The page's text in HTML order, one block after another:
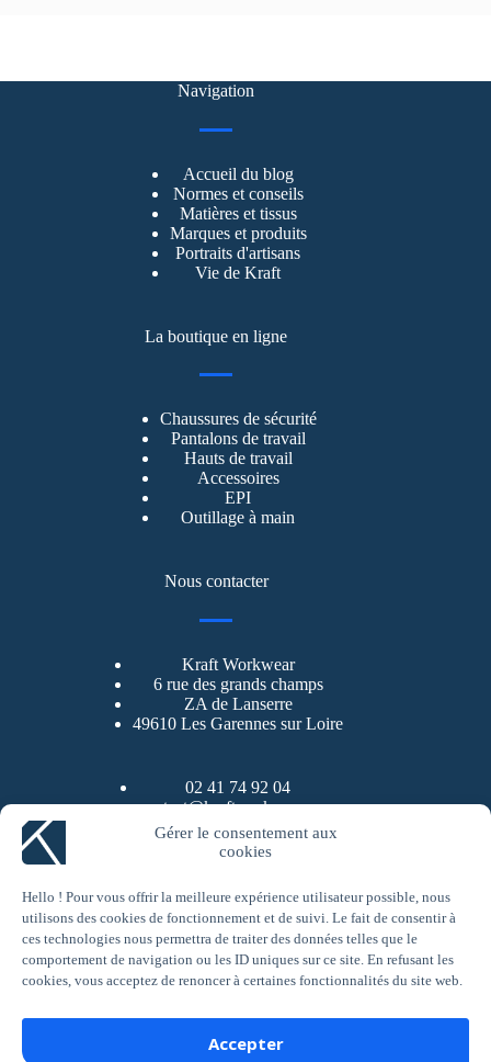
Gérer le consentement aux
cookies
Hello ! Pour vous offrir la meilleure expérience utilisateur possible, nous
utilisons des cookies de fonctionnement et de suivi. Le fait de consentir à
ces technologies nous permettra de traiter des données telles que le
comportement de navigation ou les ID uniques sur ce site. En refusant les
cookies, vous acceptez de renoncer à certaines fonctionnalités du site web.
Accepter
Navigation
Accueil du blog
Normes et conseils
Matières et tissus
Marques et produits
Portraits d'artisans
Vie de Kraft
La boutique en ligne
Chaussures de sécurité
Pantalons de travail
Hauts de travail
Accessoires
EPI
Outillage à main
Nous contacter
Kraft Workwear
6 rue des grands champs
ZA de Lanserre
49610 Les Garennes sur Loire
02 41 74 92 04
contact@kraftworkwear.com
A propos de Kraft Workwear
Kraft Workwear est une entreprise spécialisée dans le
vêtement de travail à destination des professionnels des
métiers du bâtiment. Nous proposons pour les artisans une
sélection de pantalons de travail, de vestes de travail, vestes de
pourrez trouver au sein de Kraft Workwear une sélection de